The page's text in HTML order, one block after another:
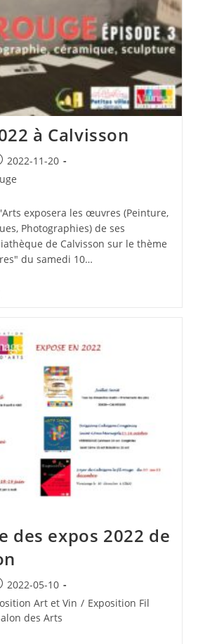
à Calvisson
:
2022-11-20
exposera les œuvres (Peinture,
Photographies) de ses
de Calvisson sur le thème
du samedi 10…
des expos 2022 de
:
2022-05-10
Art et Vin / Exposition Fil
des Arts